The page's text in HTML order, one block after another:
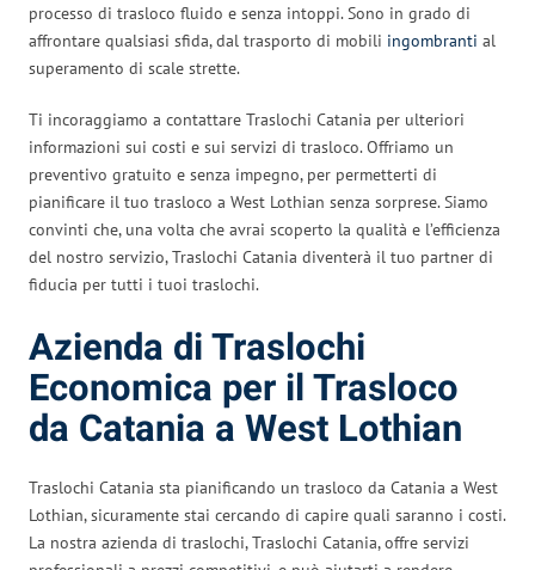
processo di trasloco fluido e senza intoppi. Sono in grado di
affrontare qualsiasi sfida, dal trasporto di mobili ingombranti al
superamento di scale strette.
Ti incoraggiamo a contattare Traslochi Catania per ulteriori
informazioni sui costi e sui servizi di trasloco. Offriamo un
preventivo gratuito e senza impegno, per permetterti di
pianificare il tuo trasloco a West Lothian senza sorprese. Siamo
convinti che, una volta che avrai scoperto la qualità e l’efficienza
del nostro servizio, Traslochi Catania diventerà il tuo partner di
fiducia per tutti i tuoi traslochi.
Azienda di Traslochi
Economica per il Trasloco
da Catania a West Lothian
Traslochi Catania sta pianificando un trasloco da Catania a West
Lothian, sicuramente stai cercando di capire quali saranno i costi.
La nostra azienda di traslochi, Traslochi Catania, offre servizi